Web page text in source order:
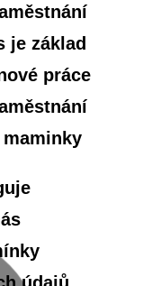
je základ
práce